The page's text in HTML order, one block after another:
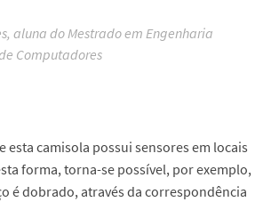
aluna do Mestrado em Engenharia
Computadores
esta camisola possui sensores em locais
forma, torna-se possível, por exemplo,
é dobrado, através da correspondência